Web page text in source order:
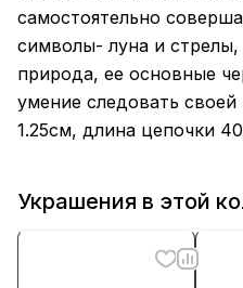
самостоятельно
символы- луна и стрелы,
природа, ее основные
умение следовать
1.25см, длина цепочки
Украшения в этой